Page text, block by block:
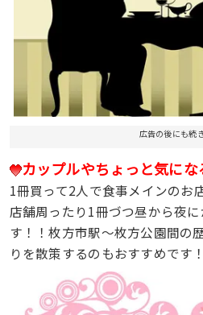
広告の後にも続
カップルやちょっと気にな
1冊買って2人で食事メインのお
店舗周ったり1冊づつ昼から夜
す！！枚方市駅～枚方公園間の
りを散策するのもおすすめです！